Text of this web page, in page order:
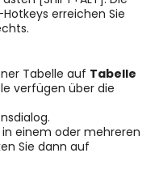
erreichen Sie
Tabelle auf Tabelle
verfügen über die
einem oder mehreren
Sie dann auf